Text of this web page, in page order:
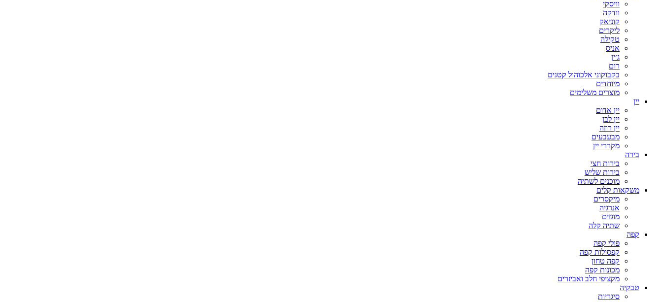
וויסקי
וודקה
קוניאק
ליקרים
טקילה
אניס
ג׳ין
רום
בקבוקוני אלכוהול קטנים
מיוחדים
מוצרים משלימים
יין
יין אדום
יין לבן
יין רוזה
מבעבעים
מקררי יין
בירה
בירות חצי
בירות שליש
מוכנים לשתיה
משקאות קלים
מיקסרים
אנרגיה
מוגזים
שתיה קלה
קפה
פולי קפה
קפסולות קפה
קפה טחון
מכונות קפה
מקציפי חלב ואביזרים
טבקיה
סיגריות